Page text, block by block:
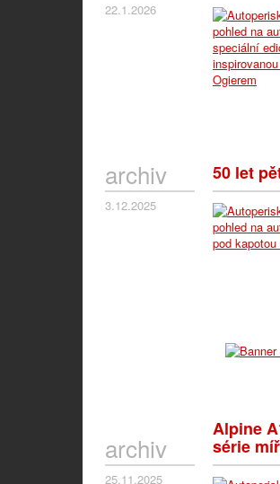
22.1.2026
50 let
archiv
3.12.2025
Alpine
série
archiv
25.11.2025